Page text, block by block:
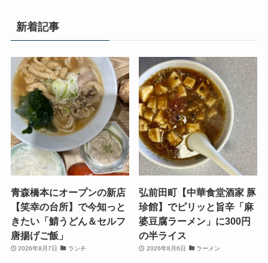
新着記事
青森橋本にオープンの新店
【笑幸の台所】で今知っと
きたい「鯖うどん＆セルフ
唐揚げご飯」
2026年8月7日 ランチ
弘前田町【中華食堂酒家 豚
珍館】でピリッと旨辛「麻
婆豆腐ラーメン」に300円
の半ライス
2026年8月6日 ラーメン